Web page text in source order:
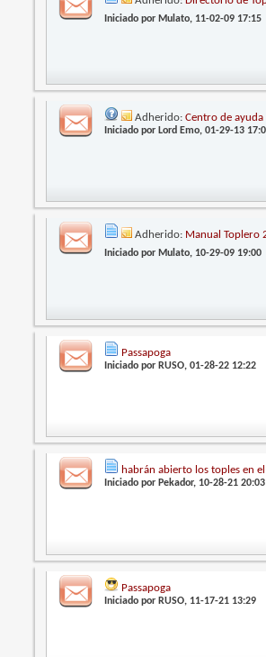
Iniciado por Mulato, 11-02-09 17:15
Adherido:Centro de ayuda
Iniciado por Lord Emo, 01-29-13
Adherido: Manual Toplero
Iniciado porMulato, 10-29-09 19:00
Passapoga
Iniciado por RUSO, 01-28-22 12:22
habrán abierto los toples en
Iniciado por Pekador, 10-28-21 20:03
Passapoga
Iniciado por RUSO, 11-17-21 13:29